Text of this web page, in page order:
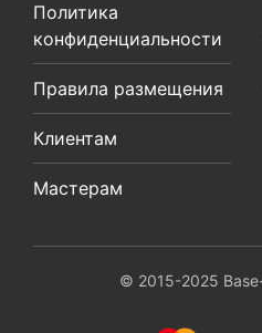
Политика
конфиденциальности
Правила размещения
Клиентам
Мастерам
© 2015-2025